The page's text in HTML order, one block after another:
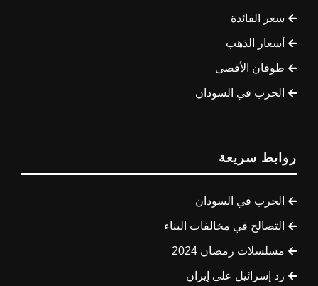
سعر الفائدة
أسعار الذهب
طوفان الأقصى
الحرب في السودان
روابط سريعة
الحرب في السودان
التصالح في مخالفات البناء
مسلسلات رمضان 2024
رد إسرائيل على إيران